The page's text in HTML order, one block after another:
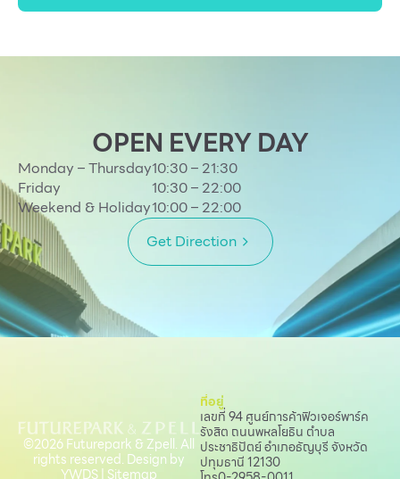
OPEN EVERY DAY
Monday – Thursday
Friday
Weekend & Holiday
10:30 – 21:30
10:30 – 22:00
10:00 – 22:00
Get Direction
ที่อยู่
เลขที่ 94 ศูนย์การค้าฟิวเจอร์พาร์ค
รังสิต ถนนพหลโยธิน ตำบล
ประชาธิปัตย์ อำเภอธัญบุรี จังหวัด
ปทุมธานี 12130
©2026 Futurepark & Zpell. All
rights reserved. Design by
YWDS| Sitemap